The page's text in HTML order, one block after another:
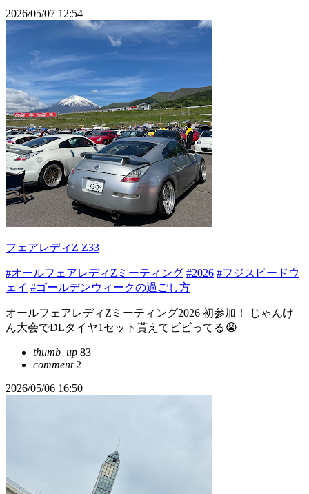
2026/05/07 12:54
フェアレディZ Z33
#オールフェアレディZミーティング #2026 #フジスピードウ
ェイ #ゴールデンウィークの過ごし方
オールフェアレディZミーティング2026 初参加！ じゃんけ
ん大会でDLタイヤ1セット貰えてビビってる😭
thumb_up 83
comment2
2026/05/06 16:50